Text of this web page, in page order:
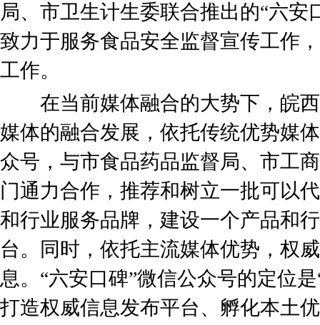
局、市卫生计生委联合推出的“六安
致力于服务食品安全监督宣传工作
工作。
在当前媒体融合的大势下，皖西
媒体的融合发展，依托传统优势媒
众号，与市食品药品监督局、市工
门通力合作，推荐和树立一批可以
和行业服务品牌，建设一个产品和
台。同时，依托主流媒体优势，权
息。“六安口碑”微信公众号的定位
打造权威信息发布平台、孵化本土